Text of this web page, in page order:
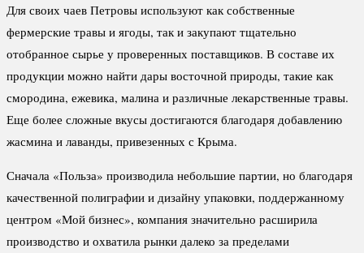
Для своих чаев Петровы используют как собственные
фермерские травы и ягоды, так и закупают тщательно
отобранное сырье у проверенных поставщиков. В составе их
продукции можно найти дары восточной природы, такие как
смородина, ежевика, малина и различные лекарственные травы.
Еще более сложные вкусы достигаются благодаря добавлению
жасмина и лаванды, привезенных с Крыма.
Сначала «Польза» производила небольшие партии, но благодаря
качественной полиграфии и дизайну упаковки, поддержанному
центром «Мой бизнес», компания значительно расширила
производство и охватила рынки далеко за пределами